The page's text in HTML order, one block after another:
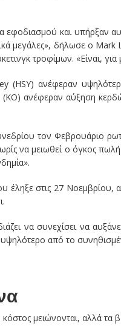
εφοδιασμού και υπήρξαν
μεγάλες», δήλωσε ο Mark
τροφίμων. «Είναι,
(HSY) ανέφεραν
(KO) ανέφεραν αύξηση
τον Φεβρουάριο
να μειωθεί ο όγκος
έληξε στις 27
να συνεχίσει να
από το
μειώνονται, αλλά τα